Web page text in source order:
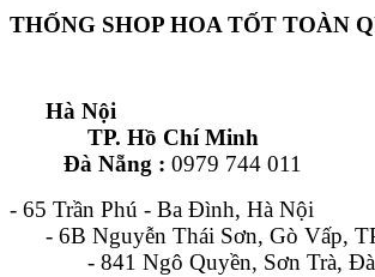
THỐNG SHOP HOA TỐT TOÀN
Hà
TP. Hồ Chí
Đà Nẵng : 0979 744 011
- 65 Trần Phú - Ba
- 6B Nguyễn Thái Sơn, Gò
- 841 Ngô Quyền, Sơn Trà, Đà